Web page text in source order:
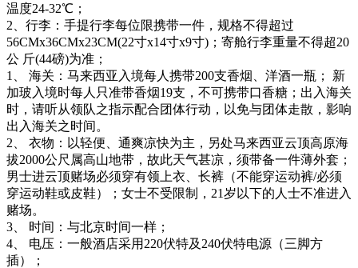
温度24-32℃；
2、行李：手提行李每位限携带一件，规格不得超过
56CMx36CMx23CM(22寸x14寸x9寸)；寄舱行李重量不得超20
公 斤(44磅)为准；
1、 海关：马来西亚入境每人携带200支香烟、洋酒一瓶； 新
加玻入境时每人只准带香烟19支，不可携带口香糖；出入海关
时，请听从领队之指示配合团体行动，以免与团体走散，影响
出入海关之时间。
2、 衣物：以轻便、通爽凉快为主，另处马来西亚云顶高原海
拔2000公尺属高山地带，故此天气甚凉，须带备一件薄外套；
男士进云顶赌场必须穿有领上衣、长裤（不能穿运动裤/必须
穿运动鞋或皮鞋）；女士不受限制，21岁以下的人士不准进入
赌场。
3、 时间：与北京时间一样；
4、 电压：一般酒店采用220伏特及240伏特电源（三脚方
插）；